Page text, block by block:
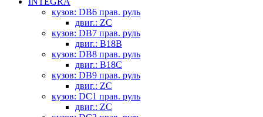
кузов: DB6 прав. руль
двиг.: ZC
кузов: DB7 прав. руль
двиг.: B18B
кузов: DB8 прав. руль
двиг.: B18C
кузов: DB9 прав. руль
двиг.: ZC
кузов: DC1 прав. руль
двиг.: ZC